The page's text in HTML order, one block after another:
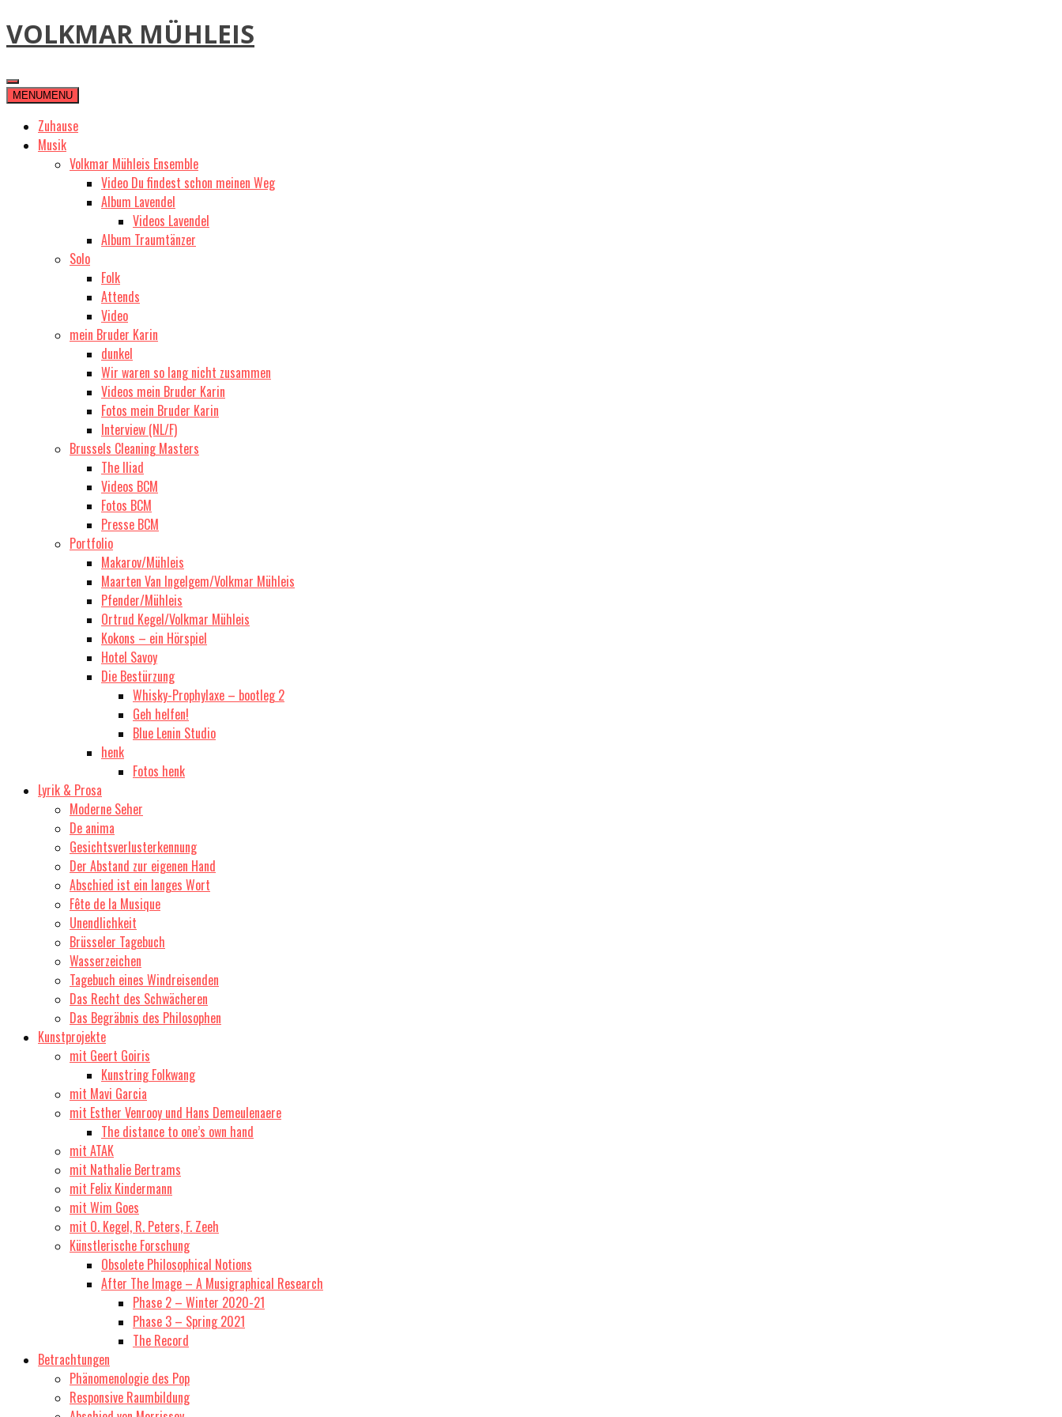
Skip
to
VOLKMAR MÜHLEIS
MENUMENU
Zuhause
Musik
Volkmar Mühleis Ensemble
Video Du findest schon meinen Weg
Album Lavendel
Videos Lavendel
Album Traumtänzer
Solo
Folk
Attends
Video
mein Bruder Karin
dunkel
Wir waren so lang nicht zusammen
Videos mein Bruder Karin
Fotos mein Bruder Karin
Interview (NL/F)
Brussels Cleaning Masters
The Iliad
Videos BCM
Fotos BCM
Presse BCM
Portfolio
Makarov/Mühleis
Maarten Van Ingelgem/Volkmar Mühleis
Pfender/Mühleis
Ortrud Kegel/Volkmar Mühleis
Kokons – ein Hörspiel
Hotel Savoy
Die Bestürzung
Whisky-Prophylaxe – bootleg 2
Geh helfen!
Blue Lenin Studio
henk
Fotos henk
Lyrik & Prosa
Moderne Seher
De anima
Gesichtsverlusterkennung
Der Abstand zur eigenen Hand
Abschied ist ein langes Wort
Fête de la Musique
Unendlichkeit
Brüsseler Tagebuch
Wasserzeichen
Tagebuch eines Windreisenden
Das Recht des Schwächeren
Das Begräbnis des Philosophen
Kunstprojekte
mit Geert Goiris
Kunstring Folkwang
mit Mavi Garcia
mit Esther Venrooy und Hans Demeulenaere
The distance to one’s own hand
mit ATAK
mit Nathalie Bertrams
mit Felix Kindermann
mit Wim Goes
mit O. Kegel, R. Peters, F. Zeeh
Künstlerische Forschung
Obsolete Philosophical Notions
After The Image – A Musigraphical Research
Phase 2 – Winter 2020-21
Phase 3 – Spring 2021
The Record
Betrachtungen
Phänomenologie des Pop
Responsive Raumbildung